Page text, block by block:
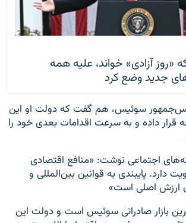
«روز آزادی» خواند، علیه همه
جدید وضع کرد
سوئیس، هم گفت که دولت او این
قرار داده و به سرعت اقدامات بعدی خود را
اجتماعی نوشت: «منافع اقتصادی
دارد. پایبندی به قوانین بین‌المللی و
ارزش اصلی است»
بازار صادراتی سوئیس است و دولت این